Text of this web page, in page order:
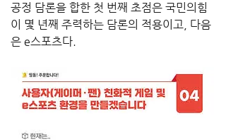
공정 담론을 합한 첫 번째 초점은 국민의힘
이 몇 년째 주력하는 담론의 적용이고, 다음
은 e스포츠다.